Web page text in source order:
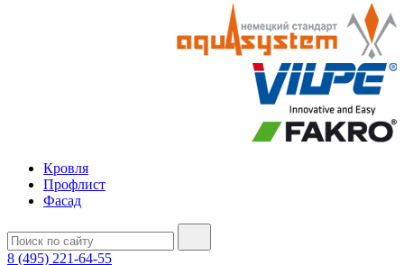
Кровля
Профлист
Фасад
8 (495) 221-64-55